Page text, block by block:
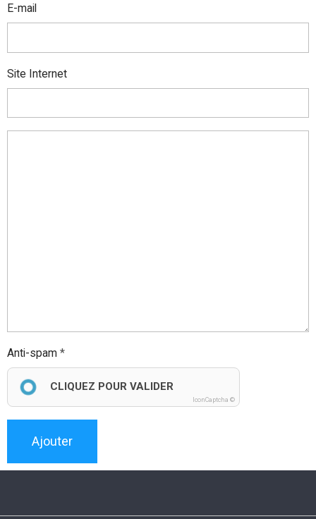
E-mail
Site Internet
Anti-spam
CLIQUEZ POUR VALIDER
IconCaptcha ©
Ajouter